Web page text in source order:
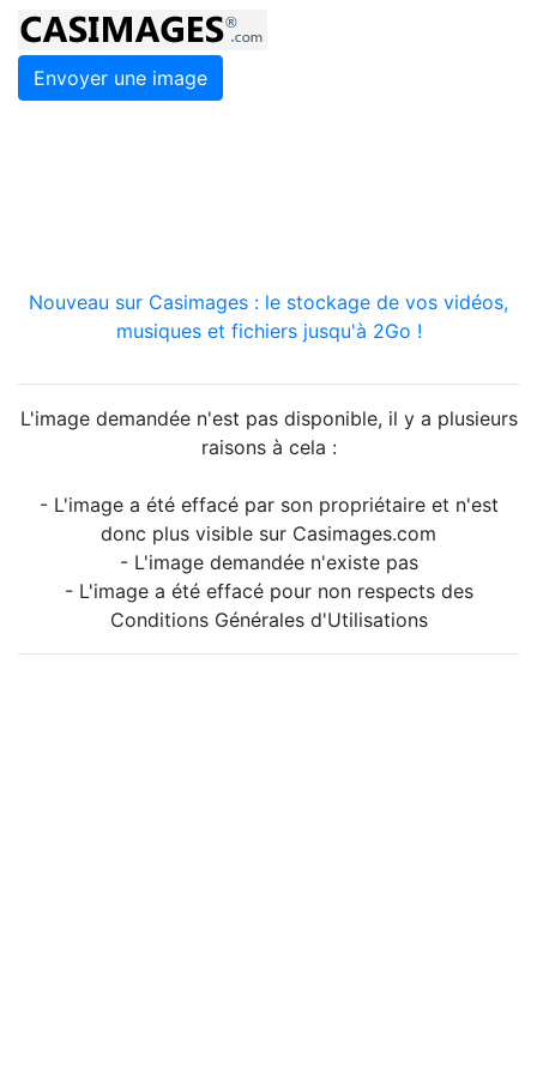
Envoyer une image
Nouveau sur Casimages : le stockage de vos vidéos,
musiques et fichiers jusqu'à 2Go !
L'image demandée n'est pas disponible, il y a plusieurs
raisons à cela :
- L'image a été effacé par son propriétaire et n'est
donc plus visible sur Casimages.com
- L'image demandée n'existe pas
- L'image a été effacé pour non respects des
Conditions Générales d'Utilisations